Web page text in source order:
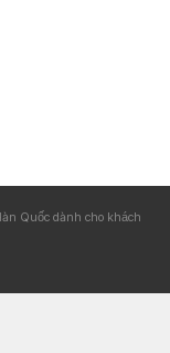
Quốc dành cho khách